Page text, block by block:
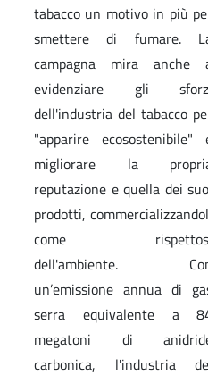
tabacco un motivo in più
smettere di fumare.
campagna mira anche
evidenziare gli
dell'industria del tabacco
"apparire ecosostenibile"
migliorare la
reputazione e quella dei
prodotti,
come
dell'ambiente.
un’emissione annua di
serra equivalente a
megatoni di
carbonica, l'industria